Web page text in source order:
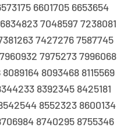
6601705 6653654
7048597 7238081
7427276 7587745
7975273 7996068
8093468 8115569
8392345 8425181
8552323 8600134
8740295 8755346